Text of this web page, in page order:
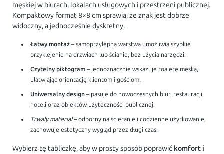
męskiej w biurach, lokalach usługowych i przestrzeni publicznej.
Kompaktowy format 8×8 cm sprawia, że znak jest dobrze
widoczny, a jednocześnie dyskretny.
Łatwy montaż – samoprzylepna warstwa umożliwia szybkie
przyklejenie na drzwiach lub ścianie, bez użycia narzędzi.
Czytelny piktogram – jednoznacznie wskazuje toaletę męską,
ułatwiając orientację klientom i gościom.
Uniwersalny design – pasuje do nowoczesnych biur, restauracji,
hoteli oraz obiektów użyteczności publicznej.
Trwały materiał– odporny na ścieranie i codzienne użytkowanie,
zachowuje estetyczny wygląd przez długi czas.
Wybierz tę tabliczkę, aby w prosty sposób poprawić komfort i